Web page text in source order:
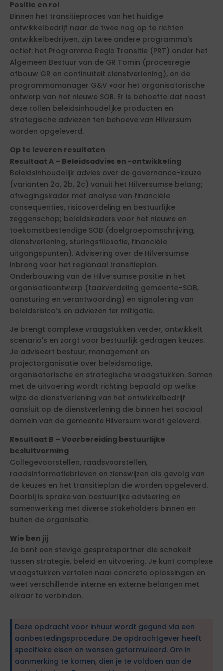
Positie en rol
Binnen het transitieproces van het huidige
ontwikkelbedrijf naar de twee nog op te richten
ontwikkelbedrijven, zijn twee andere programma's
actief: het Programma Regie Transitie (PRT) onder het
Algemeen Bestuur van de GR Tomin (procesregie
afbouw GR en continuïteit dienstverlening), en de
programmamanager G&V voor het organisatorische
ontwerp van het nieuwe SOB. Er is behoefte dat naast
deze rollen beleidsinhoudelijke producten en
strategische adviezen ten behoeve van Hilversum
worden opgeleverd.
Op te leveren resultaten
Resultaat A – Beleidsadvies en -ontwikkeling
Beleidsinhoudelijk advies over de governance-keuze
(varianten 2a, 2b, 2c) vanuit het Hilversumse belang;
afwegingskader met analyse van financiële
consequenties, risicoverdeling en bestuurlijke
zeggenschap; beleidskaders voor het nieuwe en
toekomstbestendige SOB (doelgroepomschrijving,
dienstverlening, sturingsfilosofie, financiële
uitgangspunten). Advisering over de Hilversumse
inbreng voor het regionaal transitieplan.
Onderbouwing van de Hilversumse positie in het
organisatieontwerp (taakverdeling gemeente–SOB,
aansturing en verantwoording) en signalering van
beleidsrisico’s en adviezen ter mitigatie.
Je brengt complexe vraagstukken verder, ontwikkelt
scenario's en zorgt voor bestuurlijk gedragen keuzes.
Je adviseert bestuur, management en
projectorganisatie over beleidsmatige,
organisatorische en strategische vraagstukken. Samen
met de uitvoering wordt richting bepaald op welke
wijze de dienstverlening van het ontwikkelbedrijf
aansluit op de dienstverlening die binnen het sociaal
domein van de gemeente Hilversum wordt geleverd.
Resultaat B – Voorbereiding bestuurlijke
besluitvorming
Collegevoorstellen, raadsvoorstellen,
raadsinformatiebrieven en zienswijzen als gevolg van
de keuzes en het transitieplan die worden opgeleverd.
Daarbij is sprake van bestuurlijke advisering en
samenwerking met diverse stakeholders binnen en
buiten de organisatie.
Wie ben jij
Je bent een stevige gesprekspartner die schakelt
tussen strategie, beleid en uitvoering. Je kunt complexe
vraagstukken vertalen naar concrete oplossingen en
weet verschillende interne en externe belangen met
elkaar te verbinden.
Deze opdracht voor inhuur wordt gegund via een
aanbestedingsprocedure. De opdrachtgever heeft
specifieke eisen en wensen geformuleerd. Om in
aanmerking te komen, dien je te voldoen aan de